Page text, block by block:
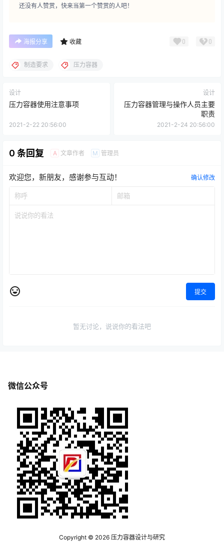
还没有人赞赏，快来当第一个赞赏的人吧！
海报分享 收藏 0 0
制造要求 压力容器
设计
压力容器使用注意事项
2021-2-22 20:56:00
设计
压力容器管理与操作人员主要
职责
2021-2-24 20:56:00
0 条回复 A 文章作者 M 管理员
欢迎您，新朋友，感谢参与互动！ 确认修改
提交
暂无讨论，说说你的看法吧
微信公众号
Copyright © 2026 压力容器设计与研究